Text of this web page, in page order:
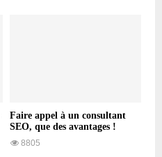
Faire appel à un consultant
SEO, que des avantages !
8805